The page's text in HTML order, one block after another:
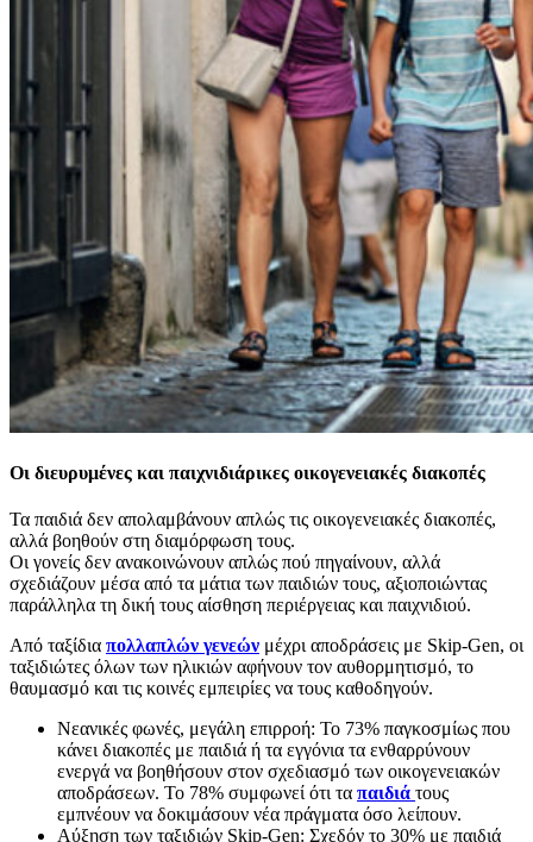
Οι διευρυμένες και παιχνιδιάρικες οικογενειακές διακοπές
Τα παιδιά δεν απολαμβάνουν απλώς τις οικογενειακές διακοπές,
αλλά βοηθούν στη διαμόρφωση τους.
Οι γονείς δεν ανακοινώνουν απλώς πού πηγαίνουν, αλλά
σχεδιάζουν μέσα από τα μάτια των παιδιών τους, αξιοποιώντας
παράλληλα τη δική τους αίσθηση περιέργειας και παιχνιδιού.
Από ταξίδια πολλαπλών γενεών μέχρι αποδράσεις με Skip-Gen, οι
ταξιδιώτες όλων των ηλικιών αφήνουν τον αυθορμητισμό, το
θαυμασμό και τις κοινές εμπειρίες να τους καθοδηγούν.
Νεανικές φωνές, μεγάλη επιρροή: Το 73% παγκοσμίως που
κάνει διακοπές με παιδιά ή τα εγγόνια τα ενθαρρύνουν
ενεργά να βοηθήσουν στον σχεδιασμό των οικογενειακών
αποδράσεων. Το 78% συμφωνεί ότι τα παιδιά τους
εμπνέουν να δοκιμάσουν νέα πράγματα όσο λείπουν.
Αύξηση των ταξιδιών Skip-Gen: Σχεδόν το 30% με παιδιά